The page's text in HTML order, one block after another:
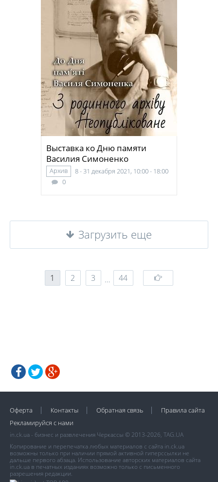
Выставка ко Дню памяти
Василия Симоненко
Архив
8 - 31 декабря 2021, 10:00 - 18:00
0
Загрузить еще
1 2 3 … 44
Оферта Контакты Обратная связь
Правила сайта
Рекламируйся с нами
in.ck.ua - бизнес и развлечения Черкассы © 2013-2026, TAG.UA
Копирование и перепечатка любых материалов с сайта in.ck.ua
возможны только при наличии прямой активной гиперссылки не
дальше первого абзаца. Использование авторских материалов сайта
in.ck.ua в печатных изданиях возможно только с письменного
разрешения редакции.